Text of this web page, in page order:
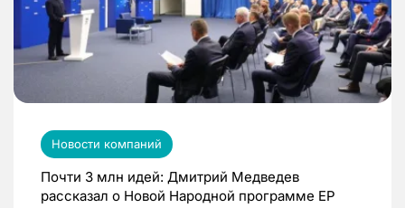
Новости компаний
Почти 3 млн идей: Дмитрий Медведев
рассказал о Новой Народной программе ЕР